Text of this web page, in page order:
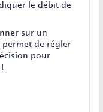
le débit de
sur un
permet de régler
pour